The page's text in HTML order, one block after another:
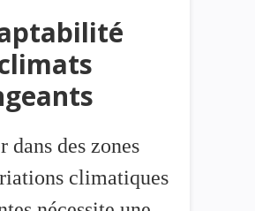
dans des zones
climatiques